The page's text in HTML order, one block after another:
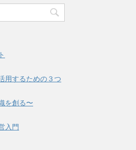
用するための３つ
を創る〜
入門